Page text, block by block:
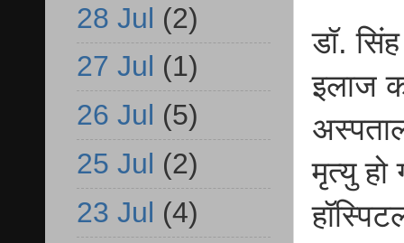
डॉ.
इलाज
मृत्यु
28 Jul (2)
27 Jul (1)
26 Jul (5)
25 Jul (2)
23 Jul (4)